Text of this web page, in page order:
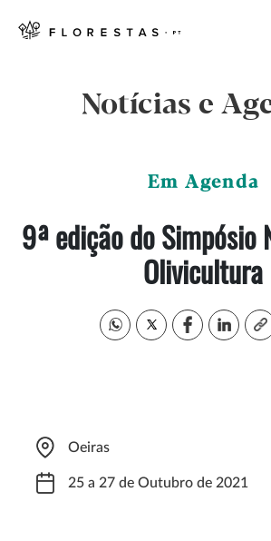
Notícias e
Em Agenda
9ª edição do Simpósio
Olivicultura
Oeiras
25 a 27 de Outubro de 2021